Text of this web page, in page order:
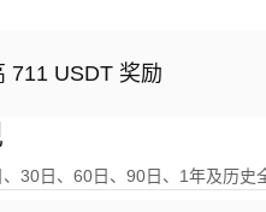
711 USDT 奖励
30日、60日、90日、1年及历史